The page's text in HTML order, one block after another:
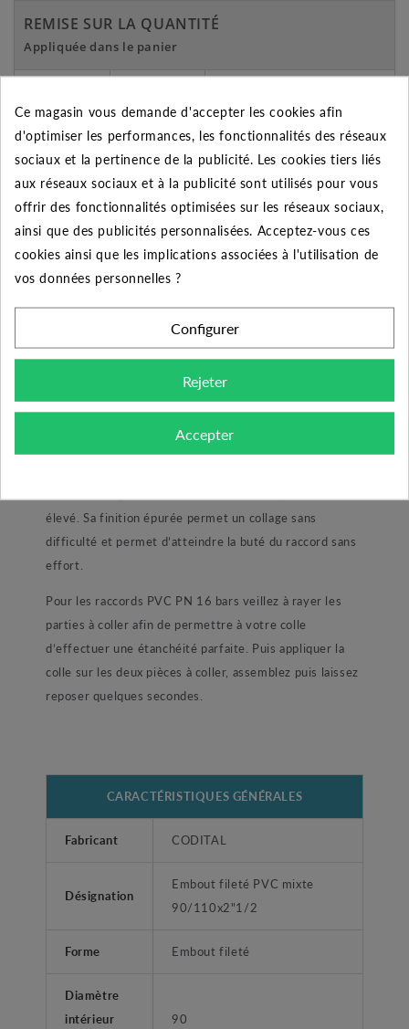
REMISE SUR LA QUANTITÉ
Appliquée dans le panier
Quantité Remise Vous économisez
5 2% Jusqu'à0,84 €
10 5% Jusqu'à 4,18 €
50 10% Jusqu'à41,75 €
DESCRIPTION DU PRODUIT
Découvrez la meilleure qualité des raccords PVC à
coller avec cette Embout mixte 90/110X2"1/2 Mâle
sur le diamètres 110 et 2"1/2 et femelle sur celui de
sous pression comme votre piscine ou encore une
élevé. Sa finition épurée permet un collage sans
difficulté et permet d’atteindre la buté du raccord sans
effort.
Pour les raccords PVC PN 16 bars veillez à rayer les
parties à coller afin de permettre à votre colle
d’effectuer une étanchéité parfaite. Puis appliquer la
colle sur les deux pièces à coller, assemblez puis laissez
reposer quelques secondes.
CARACTÉRISTIQUES GÉNÉRALES
Fabricant CODITAL
Désignation
Embout fileté PVC mixte
90/110x2"1/2
Forme Embout fileté
Diamètre
intérieur
90
Ce magasin vous demande d'accepter les cookies afin
d'optimiser les performances, les fonctionnalités des réseaux
sociaux et la pertinence de la publicité. Les cookies tiers liés
aux réseaux sociaux et à la publicité sont utilisés pour vous
offrir des fonctionnalités optimisées sur les réseaux sociaux,
ainsi que des publicités personnalisées. Acceptez-vous ces
cookies ainsi que les implications associées à l'utilisation de
vos données personnelles ?
Configurer
Rejeter
Accepter